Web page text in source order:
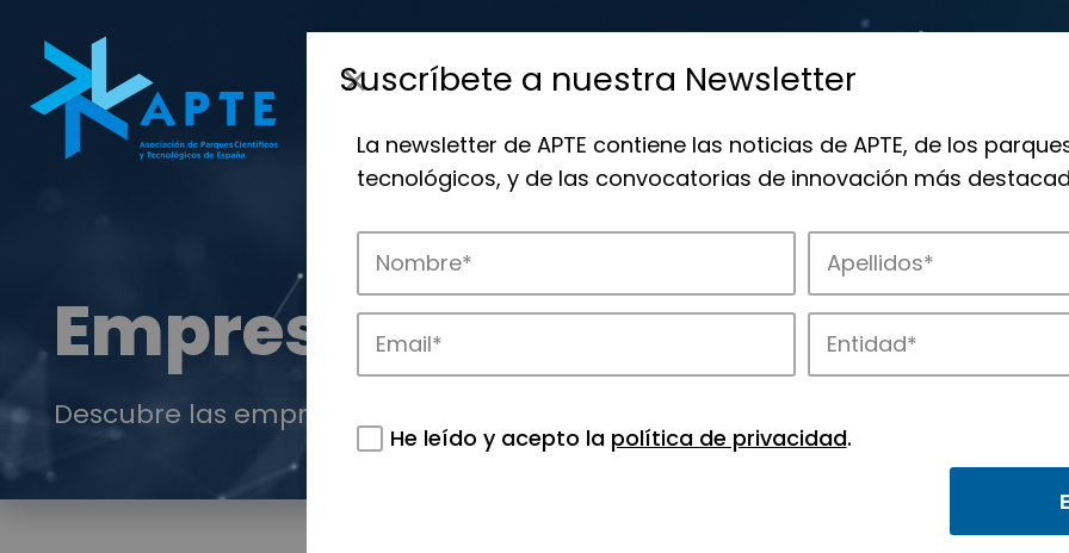
Empresas
Descubre las empresas que impulsan la innovación en los parques de APTE.
Suscríbete a nuestra Newsletter
La newsletter de APTE contiene las noticias de APTE, de los
tecnológicos, y de las convocatorias de innovación más
He leído y acepto la política de privacidad.